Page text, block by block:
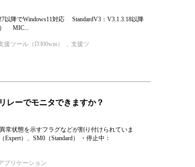
降でWindows11対応 StandardV3：V3.1.3.18以降
） MIC...
援ツール（D300win） , 支援ツ
レーでモニタできますか？
常状態を示すフラグなどが割り付けられていま
）、SM0（Standard） ・停止中：
プリケーション